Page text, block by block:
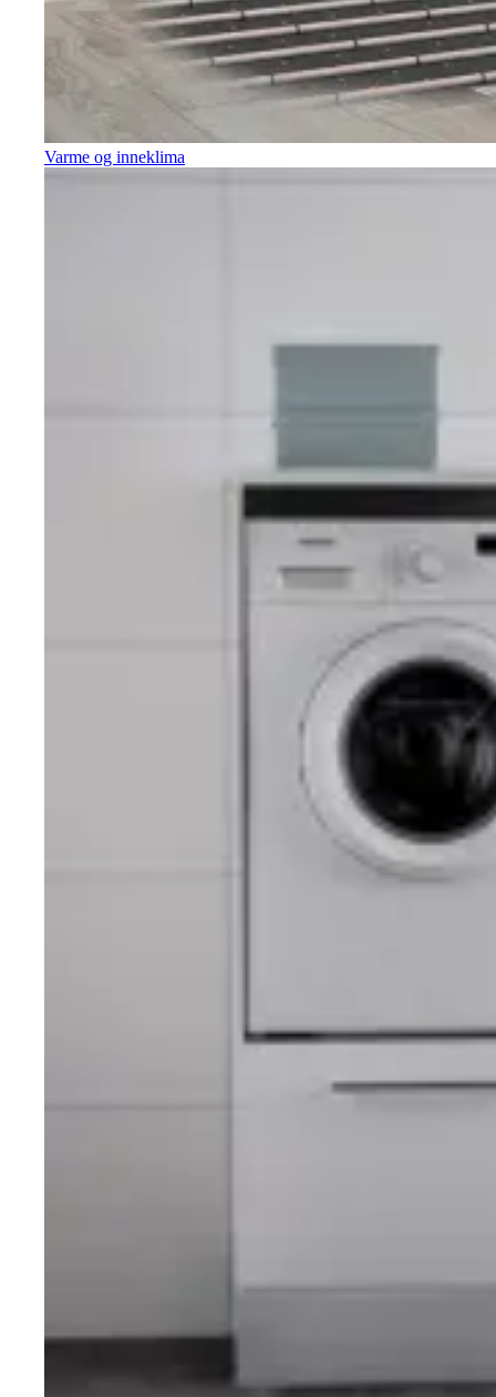
Varme og inneklima